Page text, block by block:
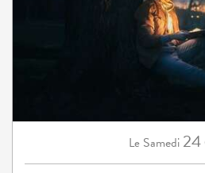
Le Samedi 24